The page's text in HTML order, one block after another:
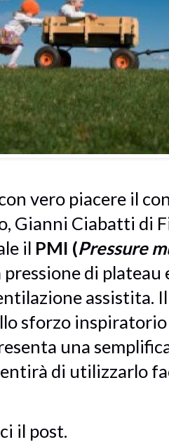
vero piacere il
Gianni Ciabatti di
il PMI (Pressure
di plateau
assistita.
sforzo
una
di utilizzarlo
il post.